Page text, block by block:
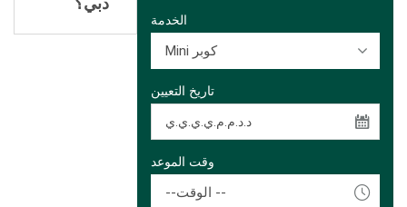
دبي؟
الخدمة
Mini كوبر
تاريخ التعيين
وقت الموعد
--الوقت --